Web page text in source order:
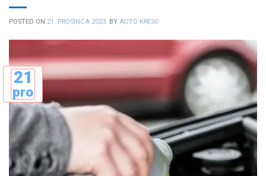
POSTED ON 21. PROSINCA 2023. BY AUTO KRESO
21
pro